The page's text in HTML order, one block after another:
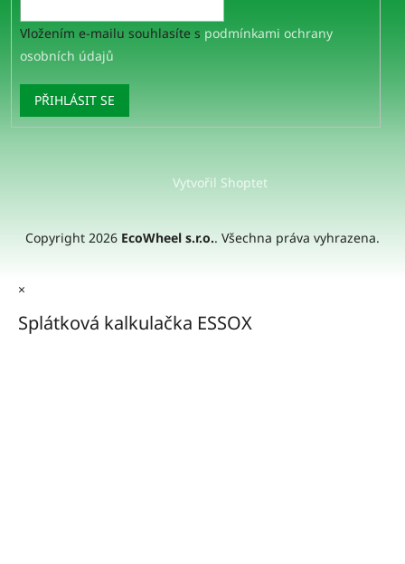
Vložením e-mailu souhlasíte s podmínkami ochrany
osobních údajů
PŘIHLÁSIT SE
Vytvořil Shoptet
Copyright 2026 EcoWheel s.r.o.. Všechna práva vyhrazena.
×
Splátková kalkulačka ESSOX